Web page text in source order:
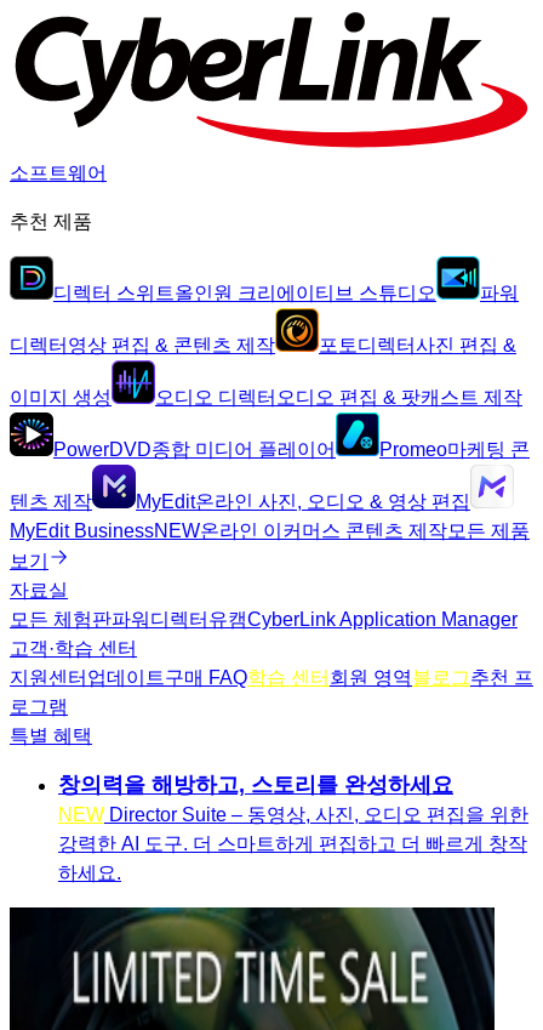
소프트웨어
추천 제품
디렉터 스위트올인원 크리에이티브 스튜디오 파워
디렉터 영상 편집 & 콘텐츠 제작 포토디렉터사진 편집 &
이미지 생성 오디오 디렉터 오디오 편집 & 팟캐스트 제작
PowerDVD종합 미디어 플레이어 Promeo마케팅 콘
텐츠 제작 MyEdit온라인 사진, 오디오 & 영상 편집
MyEdit BusinessNEW온라인 이커머스 콘텐츠 제작모든 제품
보기
자료실
모든 체험판파워디렉터 유캠CyberLink Application Manager
고객·학습 센터
지원센터 업데이트구매 FAQ학습 센터 회원 영역블로그추천 프
로그램
특별 혜택
창의력을 해방하고, 스토리를 완성하세요
NEW Director Suite – 동영상, 사진, 오디오 편집을 위한
강력한 AI 도구. 더 스마트하게 편집하고 더 빠르게 창작
하세요.